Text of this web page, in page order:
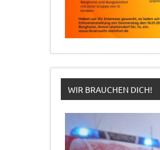
WIR BRAUCHEN DICH!